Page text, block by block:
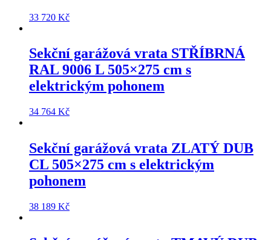
33 720 Kč
Sekční garážová vrata STŘÍBRNÁ
RAL 9006 L 505×275 cm s
elektrickým pohonem
34 764 Kč
Sekční garážová vrata ZLATÝ DUB
CL 505×275 cm s elektrickým
pohonem
38 189 Kč